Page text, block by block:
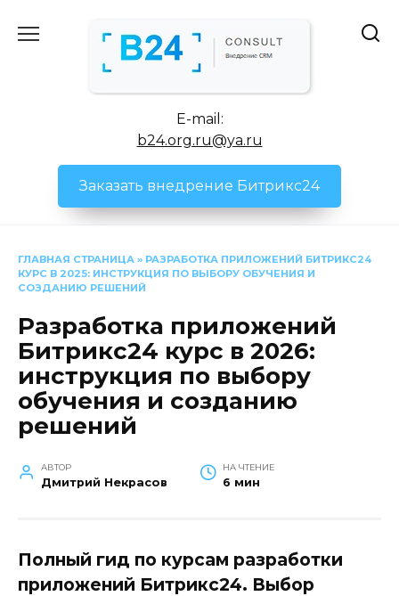
E-mail:
b24.org.ru@ya.ru
Заказать внедрение Битрикс24
ГЛАВНАЯ СТРАНИЦА » РАЗРАБОТКА ПРИЛОЖЕНИЙ БИТРИКС24
КУРС В 2025: ИНСТРУКЦИЯ ПО ВЫБОРУ ОБУЧЕНИЯ И
СОЗДАНИЮ РЕШЕНИЙ
Разработка приложений
Битрикс24 курс в 2026:
инструкция по выбору
обучения и созданию
решений
АВТОР
Дмитрий Некрасов
НА ЧТЕНИЕ
6 мин
Полный гид по курсам разработки
приложений Битрикс24. Выбор